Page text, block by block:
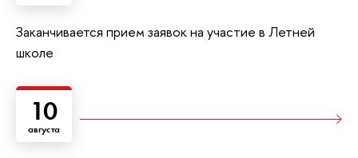
Заканчивается прием заявок на участие в Летней
школе
10
августа